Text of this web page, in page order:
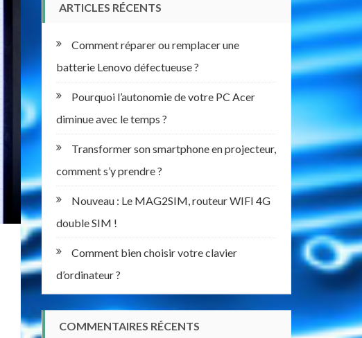
ARTICLES RÉCENTS
Comment réparer ou remplacer une
batterie Lenovo défectueuse ?
Pourquoi l’autonomie de votre PC Acer
diminue avec le temps ?
Transformer son smartphone en projecteur,
comment s’y prendre ?
Nouveau : Le MAG2SIM, routeur WIFI 4G
double SIM !
Comment bien choisir votre clavier
d’ordinateur ?
COMMENTAIRES RÉCENTS